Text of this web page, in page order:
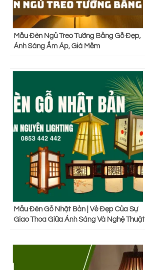
Mẫu Đèn Ngủ Treo Tường Bằng Gỗ Đẹp,
Ánh Sáng Ấm Áp, Giá Mềm
Mẫu Đèn Gỗ Nhật Bản | Vẻ Đẹp Của Sự
Giao Thoa Giữa Ánh Sáng Và Nghệ Thuật